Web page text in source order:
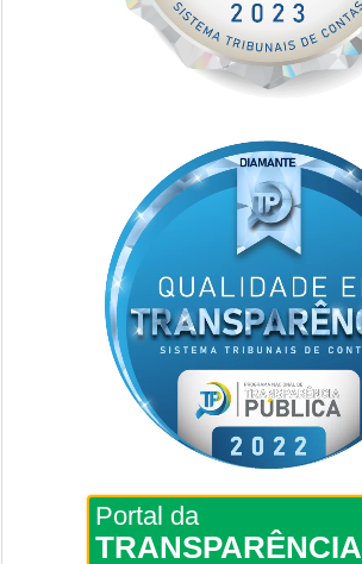
Portal da
TRANSPARÊNCIA